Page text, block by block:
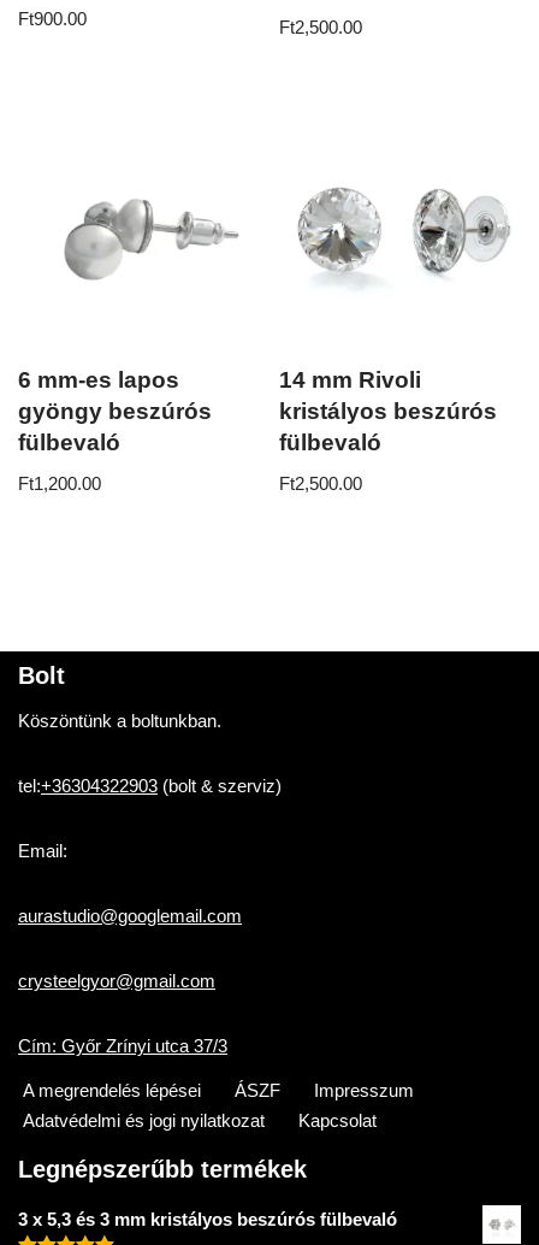
Értékelés:
5.00
Ft900.00 Ft2,500.00
6 mm-es lapos
gyöngy beszúrós
fülbevaló
Ft1,200.00
14 mm Rivoli
kristályos beszúrós
fülbevaló
Ft2,500.00
Bolt
Köszöntünk a boltunkban.
tel:+36304322903 (bolt & szerviz)
Email:
aurastudio@googlemail.com
crysteelgyor@gmail.com
Cím: Győr Zrínyi utca 37/3
A megrendelés lépései ÁSZF
Impresszum
Adatvédelmi és jogi nyilatkozat
Kapcsolat
Legnépszerűbb termékek
3 x 5,3 és 3 mm kristályos beszúrós fülbevaló